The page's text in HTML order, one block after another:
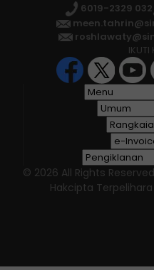
6019-2329 032
IKUTI
© 2026 All Rights
Hakcipta